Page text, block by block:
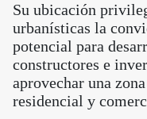
Su ubicación
urbanísticas la
potencial para
constructores e
aprovechar una
residencial y